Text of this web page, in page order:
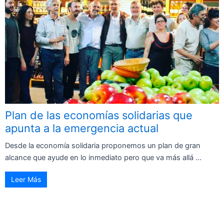
Plan de las economías solidarias que
apunta a la emergencia actual
Desde la economía solidaria proponemos un plan de gran
alcance que ayude en lo inmediato pero que va más allá ...
Leer Más